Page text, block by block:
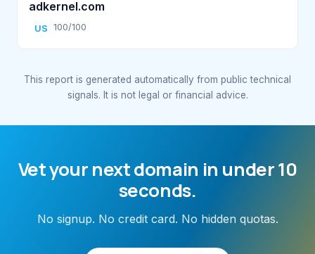
adkernel.com
US 100/100
This report is generated automatically from public technical
signals. It is not legal or financial advice.
Vet your next domain in under 10
seconds.
No signup. No credit card. No hidden quotas.